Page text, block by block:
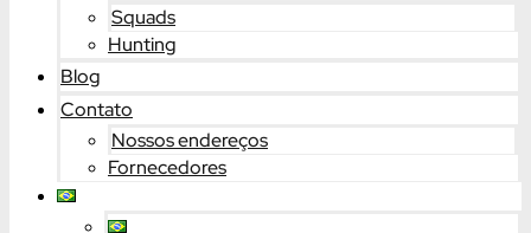
Squads
Hunting
Blog
Contato
Nossos endereços
Fornecedores